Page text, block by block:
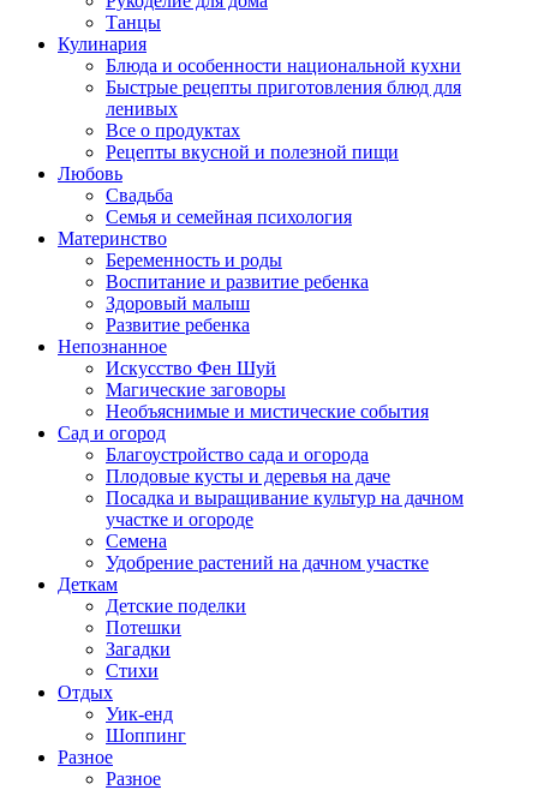
Танцы
Кулинария
Блюда и особенности национальной кухни
Быстрые рецепты приготовления блюд для
ленивых
Все о продуктах
Рецепты вкусной и полезной пищи
Любовь
Свадьба
Семья и семейная психология
Материнство
Беременность и роды
Воспитание и развитие ребенка
Здоровый малыш
Развитие ребенка
Непознанное
Искусство Фен Шуй
Магические заговоры
Необъяснимые и мистические события
Сад и огород
Благоустройство сада и огорода
Плодовые кусты и деревья на даче
Посадка и выращивание культур на дачном
участке и огороде
Семена
Удобрение растений на дачном участке
Деткам
Детские поделки
Потешки
Загадки
Стихи
Отдых
Уик-енд
Шоппинг
Разное
Разное